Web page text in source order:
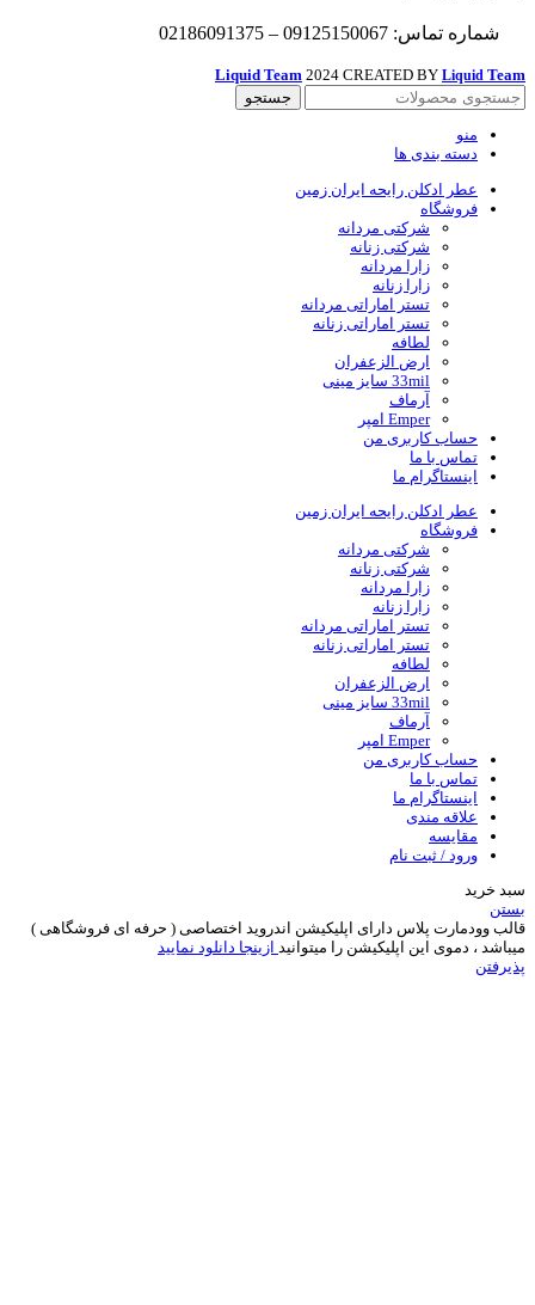
شماره تماس: 09125150067 – 02186091375
Liquid Team 2024 CREATED BY Liquid Team
جستجو
منو
دسته بندی ها
عطر ادکلن رایحه ایران زمین
فروشگاه
شرکتی مردانه
شرکتی زنانه
زارا مردانه
زارا زنانه
تستر اماراتی مردانه
تستر اماراتی زنانه
لطافه
ارض الزعفران
33mil سایز مینی
آرماف
Emper امپر
حساب کاربری من
تماس با ما
اینستاگرام ما
عطر ادکلن رایحه ایران زمین
فروشگاه
شرکتی مردانه
شرکتی زنانه
زارا مردانه
زارا زنانه
تستر اماراتی مردانه
تستر اماراتی زنانه
لطافه
ارض الزعفران
33mil سایز مینی
آرماف
Emper امپر
حساب کاربری من
تماس با ما
اینستاگرام ما
علاقه مندی
مقایسه
ورود / ثبت نام
سبد خرید
بستن
قالب وودمارت پلاس دارای اپلیکیشن اندروید اختصاصی ( حرفه ای فروشگاهی )
میباشد ، دموی این اپلیکیشن را میتوانید ازینجا دانلود نمایید
پذیرفتن